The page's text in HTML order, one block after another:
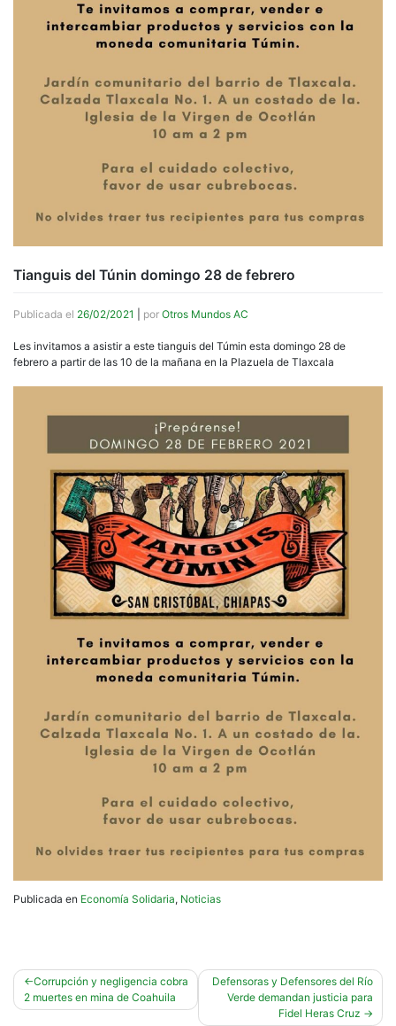
Tianguis del Túnin domingo 28 de febrero
Publicada el 26/02/2021 por Otros Mundos AC
Les invitamos a asistir a este tianguis del Túmin esta domingo 28 de
febrero a partir de las 10 de la mañana en la Plazuela de Tlaxcala
Publicada en Economía Solidaria, Noticias
Navegación
de
Corrupción y negligencia cobra
2 muertes en mina de Coahuila
Defensoras y Defensores del Río
Verde demandan justicia para
Fidel Heras Cruz